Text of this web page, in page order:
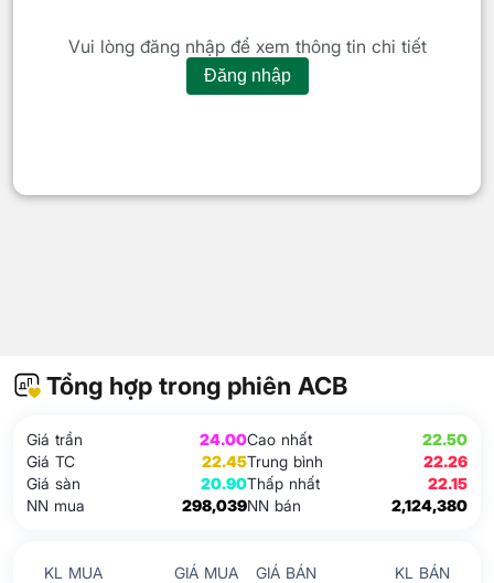
Vui lòng đăng nhập để xem thông tin chi tiết
Đăng nhập
Tổng hợp trong phiên ACB
Giá trần
24.00
Giá TC
22.45
Giá sàn
20.90
NN mua
298,039
Cao nhất
22.50
Trung bình
22.26
Thấp nhất
22.15
NN bán
2,124,380
KL MUA GIÁ MUA GIÁ BÁN
KL BÁN